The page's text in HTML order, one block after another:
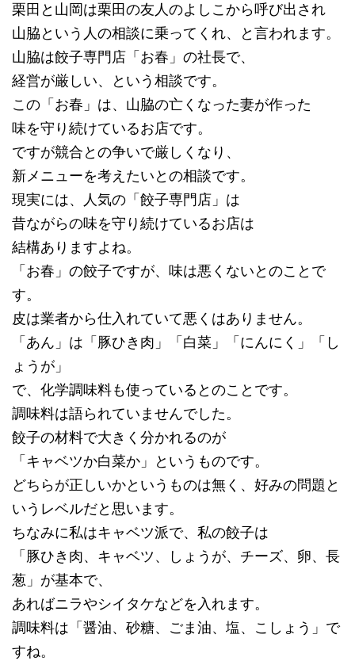
栗田と山岡は栗田の友人のよしこから呼び出され
山脇という人の相談に乗ってくれ、と言われます。
山脇は餃子専門店「お春」の社長で、
経営が厳しい、という相談です。
この「お春」は、山脇の亡くなった妻が作った
味を守り続けているお店です。
ですが競合との争いで厳しくなり、
新メニューを考えたいとの相談です。
現実には、人気の「餃子専門店」は
昔ながらの味を守り続けているお店は
結構ありますよね。
「お春」の餃子ですが、味は悪くないとのことで
す。
皮は業者から仕入れていて悪くはありません。
「あん」は「豚ひき肉」「白菜」「にんにく」「し
ょうが」
で、化学調味料も使っているとのことです。
調味料は語られていませんでした。
餃子の材料で大きく分かれるのが
「キャベツか白菜か」というものです。
どちらが正しいかというものは無く、好みの問題と
いうレベルだと思います。
ちなみに私はキャベツ派で、私の餃子は
「豚ひき肉、キャベツ、しょうが、チーズ、卵、長
葱」が基本で、
あればニラやシイタケなどを入れます。
調味料は「醤油、砂糖、ごま油、塩、こしょう」で
すね。